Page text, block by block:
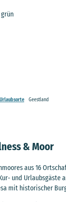
Urlaubsorte Geestland
& Moor
aus 16
und Urlaubsgäste
mit historischer